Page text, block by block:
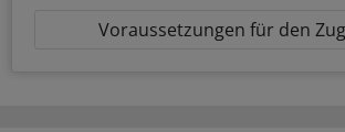
Voraussetzungen für den